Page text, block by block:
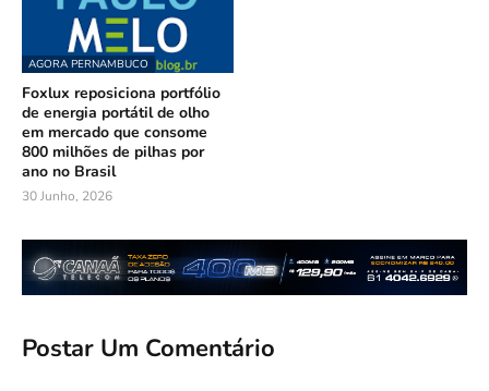
AGORA PERNAMBUCO
Foxlux reposiciona portfólio
de energia portátil de olho
em mercado que consome
800 milhões de pilhas por
ano no Brasil
30 Junho, 2026
Postar Um Comentário